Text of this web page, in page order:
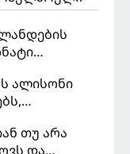
- ის მატჩის
ალისონი
თუ არა
და